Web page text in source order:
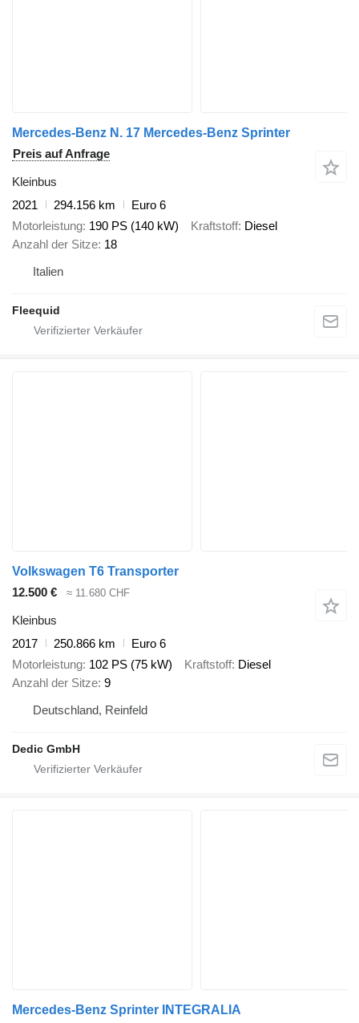
Mercedes-Benz N. 17 Mercedes-Benz Sprinter
Preis auf Anfrage
Kleinbus
2021
294.156 km
Euro 6
Motorleistung 190 PS (140 kW) Kraftstoff Diesel
Anzahl der Sitze 18
Italien
Fleequid
Volkswagen T6 Transporter
12.500 €
≈ 11.680 CHF
Kleinbus
2017
250.866 km
Euro 6
Motorleistung 102 PS (75 kW) Kraftstoff Diesel
Anzahl der Sitze 9
Deutschland, Reinfeld
Dedic GmbH
Mercedes-Benz Sprinter INTEGRALIA